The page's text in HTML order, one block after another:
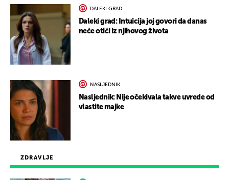
ZDRAVLJE
DALEKI GRAD
Daleki grad: Intuicija joj govori da danas
neće otići iz njihovog života
NASLJEDNIK
Nasljednik: Nije očekivala takve uvrede od
vlastite majke